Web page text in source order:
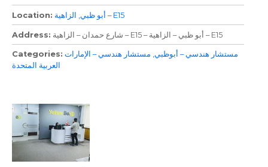
Location أبو ظبي الزاهية – E15
Address شارع حمدان – الزاهية – E15 – أبو ظبي – الزاهية – E15
Categories مستشار هندسي – أبوظبي مستشار هندسي – الإمارات
العربية المتحدة